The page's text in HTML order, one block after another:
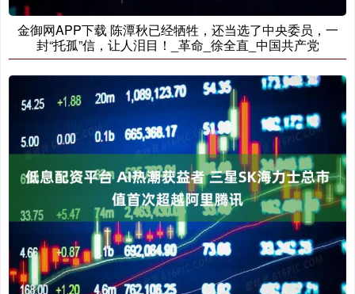
金御网APP下载 陈潭秋已经牺牲，还当选了中央委员，一
封“托孤”信，让人泪目！_革命_徐全直_中国共产党